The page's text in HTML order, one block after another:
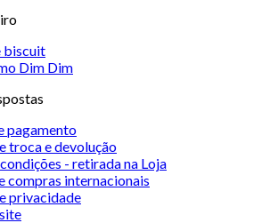
biscuit
Dim Dim
pagamento
troca e devolução
- retirada na Loja
compras internacionais
privacidade